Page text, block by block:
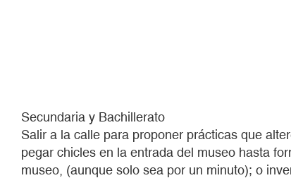
Secundaria y Bachillerato
Salir a la calle para proponer prácticas que
pegar chicles en la entrada del museo hasta
museo, (aunque solo sea por un minuto); o